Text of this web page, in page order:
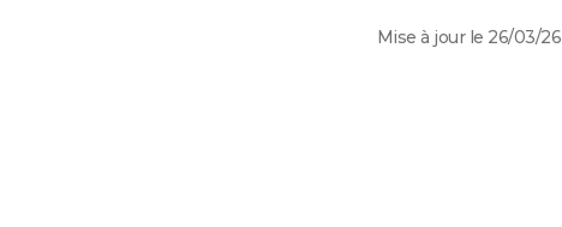
Mise à jour le 26/03/26